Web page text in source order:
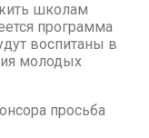
школам
программа
воспитаны в
молодых
просьба